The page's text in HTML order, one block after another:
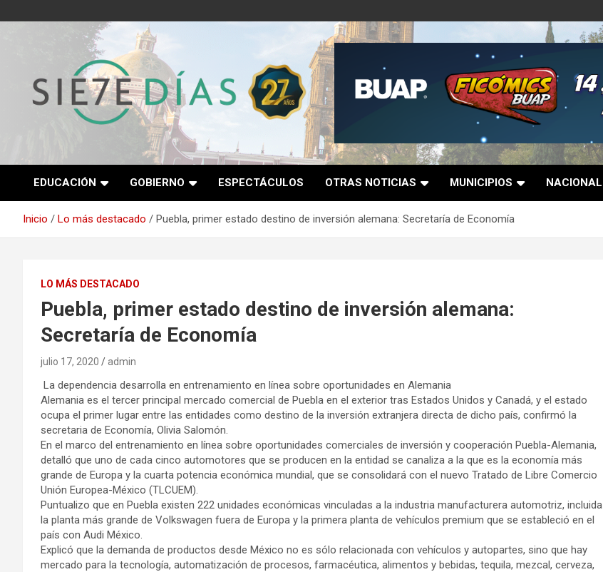
al
Semanario 7 Días
EDUCACIÓN GOBIERNO ESPECTÁCULOS OTRAS NOTICIAS MUNICIPIOS NACIONAL
Inicio Lo más destacado Puebla, primer estado destino de inversión alemana: Secretaría de Economía
LO MÁS DESTACADO
Puebla, primer estado destino de inversión alemana:
Secretaría de Economía
julio 17, 2020 admin
La dependencia desarrolla en entrenamiento en línea sobre oportunidades en Alemania
Alemania es el tercer principal mercado comercial de Puebla en el exterior tras Estados Unidos y Canadá, y el estado
ocupa el primer lugar entre las entidades como destino de la inversión extranjera directa de dicho país, confirmó la
secretaria de Economía, Olivia Salomón.
En el marco del entrenamiento en línea sobre oportunidades comerciales de inversión y cooperación Puebla-Alemania,
detalló que uno de cada cinco automotores que se producen en la entidad se canaliza a la que es la economía más
grande de Europa y la cuarta potencia económica mundial, que se consolidará con el nuevo Tratado de Libre Comercio
Unión Europea-México (TLCUEM).
Puntualizo que en Puebla existen 222 unidades económicas vinculadas a la industria manufacturera automotriz, incluida
la planta más grande de Volkswagen fuera de Europa y la primera planta de vehículos premium que se estableció en el
país con Audi México.
Explicó que la demanda de productos desde México no es sólo relacionada con vehículos y autopartes, sino que hay
mercado para la tecnología, automatización de procesos, farmacéutica, alimentos y bebidas, tequila, mezcal, cerveza,